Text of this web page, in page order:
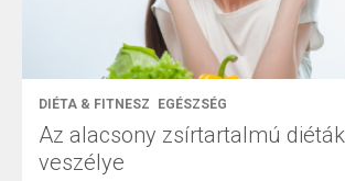
DIÉTA & FITNESZ EGÉSZSÉG
Az alacsony zsírtartalmú
veszélye